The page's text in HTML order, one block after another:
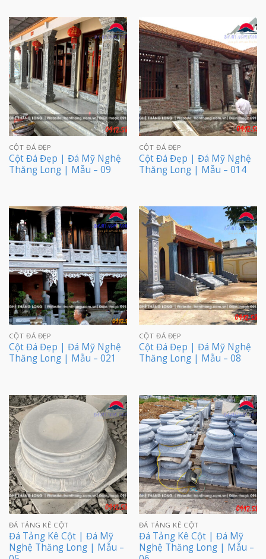
CỘT ĐÁ ĐẸP
Cột Đá Đẹp | Đá Mỹ Nghệ
Thăng Long | Mẫu – 09
CỘT ĐÁ ĐẸP
Cột Đá Đẹp | Đá Mỹ Nghệ
Thăng Long | Mẫu – 014
CỘT ĐÁ ĐẸP
Cột Đá Đẹp | Đá Mỹ Nghệ
Thăng Long | Mẫu – 021
CỘT ĐÁ ĐẸP
Cột Đá Đẹp | Đá Mỹ Nghệ
Thăng Long | Mẫu – 08
ĐÁ TẢNG KÊ CỘT
Đá Tảng Kê Cột | Đá Mỹ
Nghệ Thăng Long | Mẫu –
ĐÁ TẢNG KÊ CỘT
Đá Tảng Kê Cột | Đá Mỹ
Nghệ Thăng Long | Mẫu –